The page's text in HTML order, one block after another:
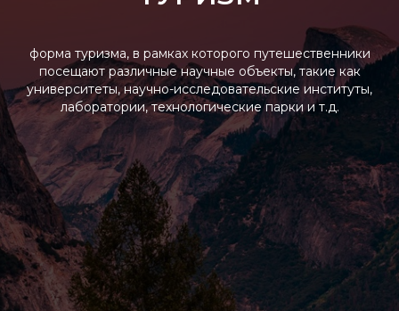
форма туризма, в рамках которого путешественники
посещают различные научные объекты, такие как
университеты, научно-исследовательские институты,
лаборатории, технологические парки и т.д.